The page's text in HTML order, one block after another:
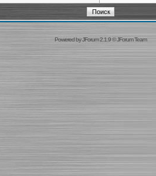
Powered byJForum 2.1.9©JForum Team